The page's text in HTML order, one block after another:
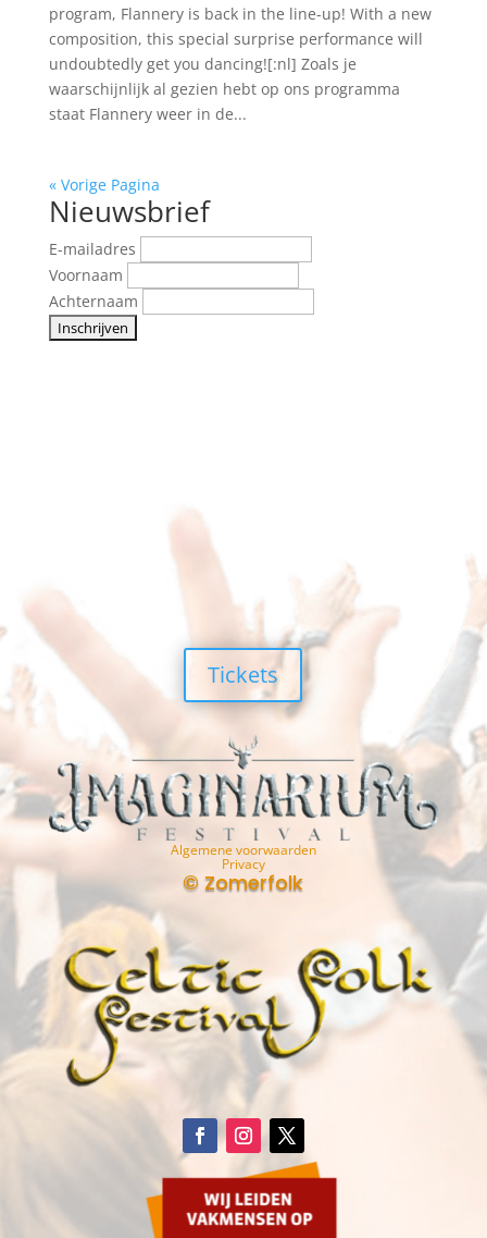
program, Flannery is back in the line-up! With a new
composition, this special surprise performance will
undoubtedly get you dancing![:nl] Zoals je
waarschijnlijk al gezien hebt op ons programma
staat Flannery weer in de...
« Vorige Pagina
Nieuwsbrief
E-mailadres
Voornaam
Achternaam
Tickets
Algemene voorwaarden
Privacy
© Zomerfolk